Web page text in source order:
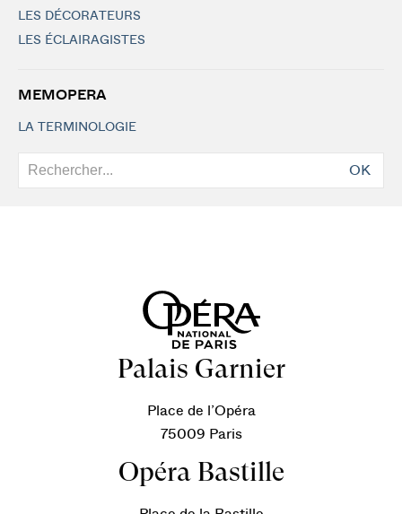
LES DÉCORATEURS
LES ÉCLAIRAGISTES
MEMOPERA
LA TERMINOLOGIE
OK
Palais Garnier
Place de l’Opéra
75009 Paris
Opéra Bastille